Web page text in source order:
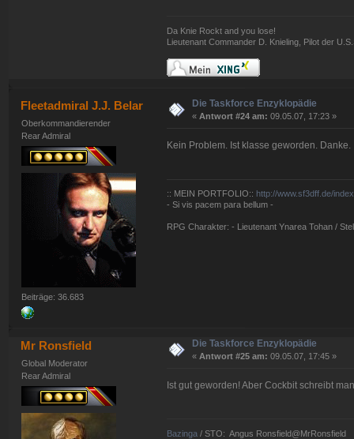
Da Knie Rockt and you lose!
Lieutenant Commander D. Knieling, Pilot der
Fleetadmiral J.J. Belar
Oberkommandierender
Rear Admiral
Beiträge: 36.683
Die Taskforce Enzyklopädie
« Antwort #24 am: 09.05.07, 17:23 »
Kein Problem. Ist klasse geworden. Danke.
:: MEIN PORTFOLIO:: http://www.sf3dff.de/
- Si vis pacem para bellum -
RPG Charakter: - Lieutenant Ynarea Tohan /
Mr Ronsfield
Global Moderator
Rear Admiral
Die Taskforce Enzyklopädie
« Antwort #25 am: 09.05.07, 17:45 »
Ist gut geworden! Aber Cockbit schreibt
Bazinga/ STO: Angus Ronsfield@MrRonsfield